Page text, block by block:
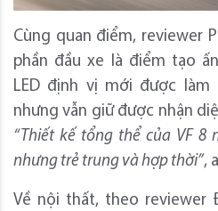
Cùng quan điểm, reviewer
phần đầu xe là điểm tạo
LED định vị mới được làm
nhưng vẫn giữ được nhận
“Thiết kế tổng thể của VF 8
nhưng trẻ trung và hợp thời”,
Về nội thất, theo reviewer